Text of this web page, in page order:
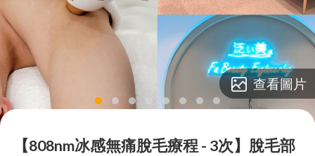
lens lens lens lens lens lens lens
查看圖片
【808nm冰感無痛脫毛療程 - 3次】脫毛部